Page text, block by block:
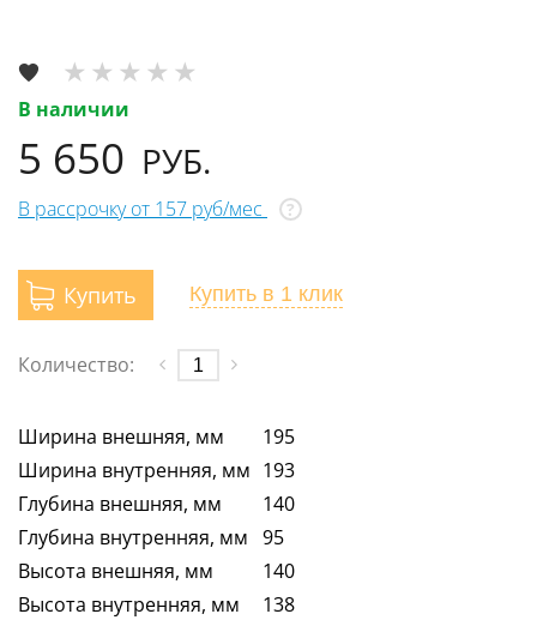
В наличии
5 650 РУБ.
В рассрочку от 157 руб/мес ?
Купить Купить в 1 клик
Количество:
Ширина внешняя, мм
195
Ширина внутренняя, мм 193
Глубина внешняя, мм
140
Глубина внутренняя, мм 95
Высота внешняя, мм
140
Высота внутренняя, мм
138